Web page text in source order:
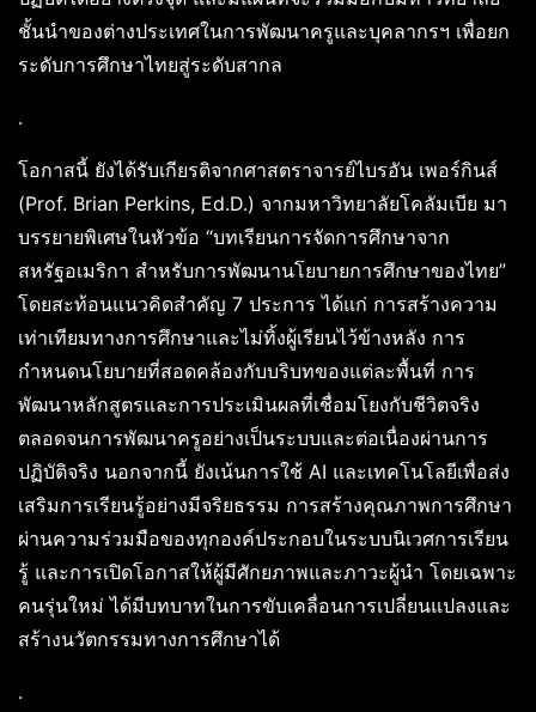
ชั้นนำของต่างประเทศในการพัฒนาครูและบุคลากรฯ เพื่อยก
ระดับการศึกษาไทยสู่ระดับสากล
.
โอกาสนี้ ยังได้รับเกียรติจากศาสตราจารย์ไบรอัน เพอร์กินส์
(Prof. Brian Perkins, Ed.D.) จากมหาวิทยาลัยโคลัมเบีย มา
บรรยายพิเศษในหัวข้อ “บทเรียนการจัดการศึกษาจาก
สหรัฐอเมริกา สำหรับการพัฒนานโยบายการศึกษาของไทย”
โดยสะท้อนแนวคิดสำคัญ 7 ประการ ได้แก่ การสร้างความ
เท่าเทียมทางการศึกษาและไม่ทิ้งผู้เรียนไว้ข้างหลัง การ
กำหนดนโยบายที่สอดคล้องกับบริบทของแต่ละพื้นที่ การ
พัฒนาหลักสูตรและการประเมินผลที่เชื่อมโยงกับชีวิตจริง
ตลอดจนการพัฒนาครูอย่างเป็นระบบและต่อเนื่องผ่านการ
ปฏิบัติจริง นอกจากนี้ ยังเน้นการใช้ AI และเทคโนโลยีเพื่อส่ง
เสริมการเรียนรู้อย่างมีจริยธรรม การสร้างคุณภาพการศึกษา
ผ่านความร่วมมือของทุกองค์ประกอบในระบบนิเวศการเรียน
รู้ และการเปิดโอกาสให้ผู้มีศักยภาพและภาวะผู้นำ โดยเฉพาะ
คนรุ่นใหม่ ได้มีบทบาทในการขับเคลื่อนการเปลี่ยนแปลงและ
สร้างนวัตกรรมทางการศึกษาได้
.